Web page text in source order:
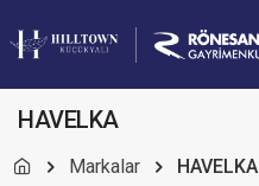
HAVELKA
Markalar HAVELKA